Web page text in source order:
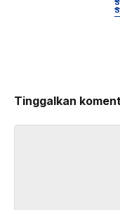
Tinggalkan